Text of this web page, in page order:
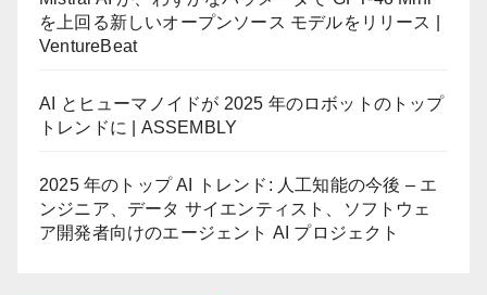
を上回る新しいオープンソース モデルをリリース |
VentureBeat
AI とヒューマノイドが 2025 年のロボットのトップ
トレンドに | ASSEMBLY
2025 年のトップ AI トレンド: 人工知能の今後 – エ
ンジニア、データ サイエンティスト、ソフトウェ
ア開発者向けのエージェント AI プロジェクト